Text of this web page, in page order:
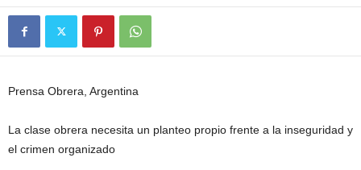
Prensa Obrera, Argentina
La clase obrera necesita un planteo propio frente a la inseguridad y
el crimen organizado